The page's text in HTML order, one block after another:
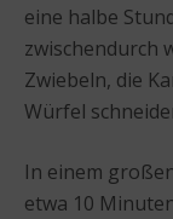
eine halbe
zwischendurch
Zwiebeln, die
Würfel
In einem
etwa 10